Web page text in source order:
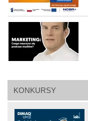
KONKURSY